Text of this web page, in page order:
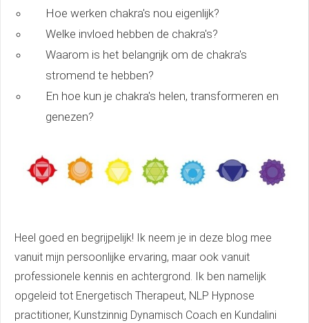
Hoe werken chakra's nou eigenlijk?
Welke invloed hebben de chakra's?
Waarom is het belangrijk om de chakra's
stromend te hebben?
En hoe kun je chakra's helen, transformeren en
genezen?
Heel goed en begrijpelijk! Ik neem je in deze blog mee
vanuit mijn persoonlijke ervaring, maar ook vanuit
professionele kennis en achtergrond. Ik ben namelijk
opgeleid tot Energetisch Therapeut, NLP Hypnose
practitioner, Kunstzinnig Dynamisch Coach en Kundalini